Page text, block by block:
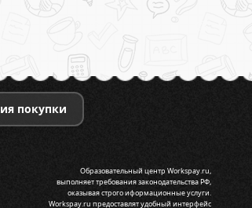
покупки
Образовательный центр Workspay.ru,
выполняет требования законодательства РФ,
оказывая строго иформационные услуги.
Workspay.ru предоставлят удобный интерфейс